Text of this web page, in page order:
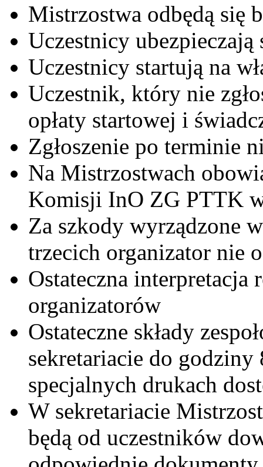
Mistrzostwa odbędą się
Uczestnicy ubezpieczają
Uczestnicy startują na
Uczestnik, który nie
opłaty startowej i
Zgłoszenie po terminie
Na Mistrzostwach
Komisji InO ZG PTTK
Za szkody wyrządzone
trzecich organizator nie
Ostateczna interpretacja
organizatorów
Ostateczne składy
sekretariacie do
specjalnych drukach
W sekretariacie
będą od uczestników